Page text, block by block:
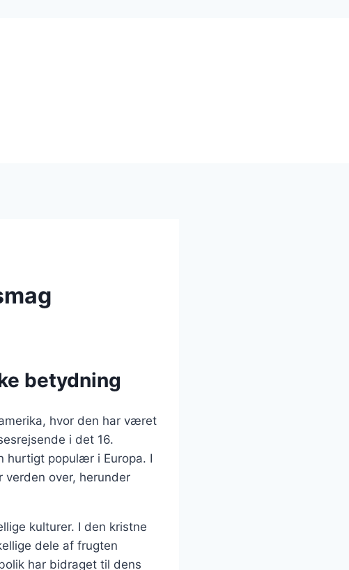
betydning
hvor den har været
i det 16.
hurtigt populær i Europa. I
verden over, herunder
kulturer. I den kristne
dele af frugten
har bidraget til dens